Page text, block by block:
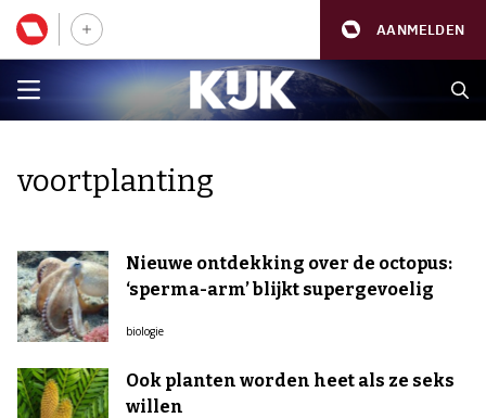
AANMELDEN
voortplanting
Nieuwe ontdekking over de octopus:
‘sperma-arm’ blijkt supergevoelig
biologie
Ook planten worden heet als ze seks
willen